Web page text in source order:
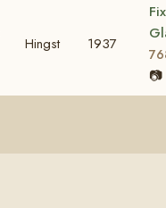
Hingst 1937
Fix
📷